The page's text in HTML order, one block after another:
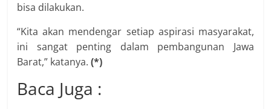
bisa dilakukan.
“Kita akan mendengar setiap aspirasi masyarakat,
ini sangat penting dalam pembangunan Jawa
Barat,” katanya.(*)
Baca Juga :